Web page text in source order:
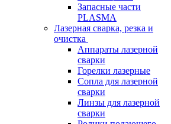
Запасные части
PLASMA
Лазерная сварка, резка и
очистка
Аппараты лазерной
сварки
Горелки лазерные
Сопла для лазерной
сварки
Линзы для лазерной
сварки